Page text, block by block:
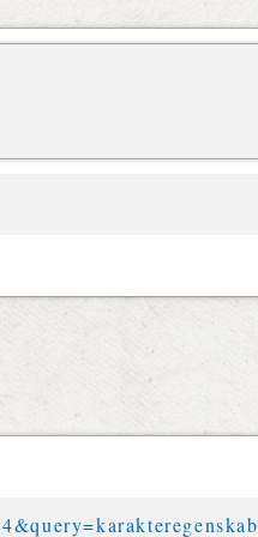
&query=karakteregenskab